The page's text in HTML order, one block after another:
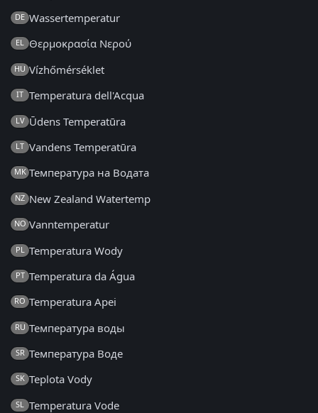
DE Wassertemperatur
EL Θερμοκρασία Νερού
HU Vízhőmérséklet
IT Temperatura dell'Acqua
LV Ūdens Temperatūra
LT Vandens Temperatūra
MK Температура на Водата
NZ New Zealand Watertemp
NO Vanntemperatur
PL Temperatura Wody
PT Temperatura da Água
RO Temperatura Apei
RU Температура воды
SR Температура Воде
SK Teplota Vody
SL Temperatura Vode